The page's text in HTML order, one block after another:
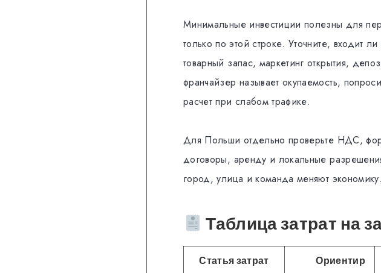
Минимальные инвестиции полезны для
только по этой строке. Уточните, входит
товарный запас, маркетинг открытия,
франчайзер называет окупаемость,
расчет при слабом трафике.
Для Польши отдельно проверьте НДС,
договоры, аренду и локальные
город, улица и команда меняют экономику.
Таблица затрат на
Статья затрат Ориентир